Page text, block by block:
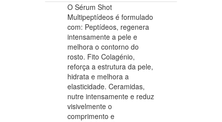
O Sérum Shot
Multipeptídeos é formulado
com: Peptídeos, regenera
intensamente a pele e
melhora o contorno do
rosto. Fito Colagénio,
reforça a estrutura da pele,
hidrata e melhora a
elasticidade. Ceramidas,
nutre intensamente e reduz
visivelmente o
comprimento e